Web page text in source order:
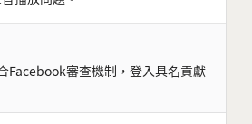
Facebook審查機制，登入具名貢獻